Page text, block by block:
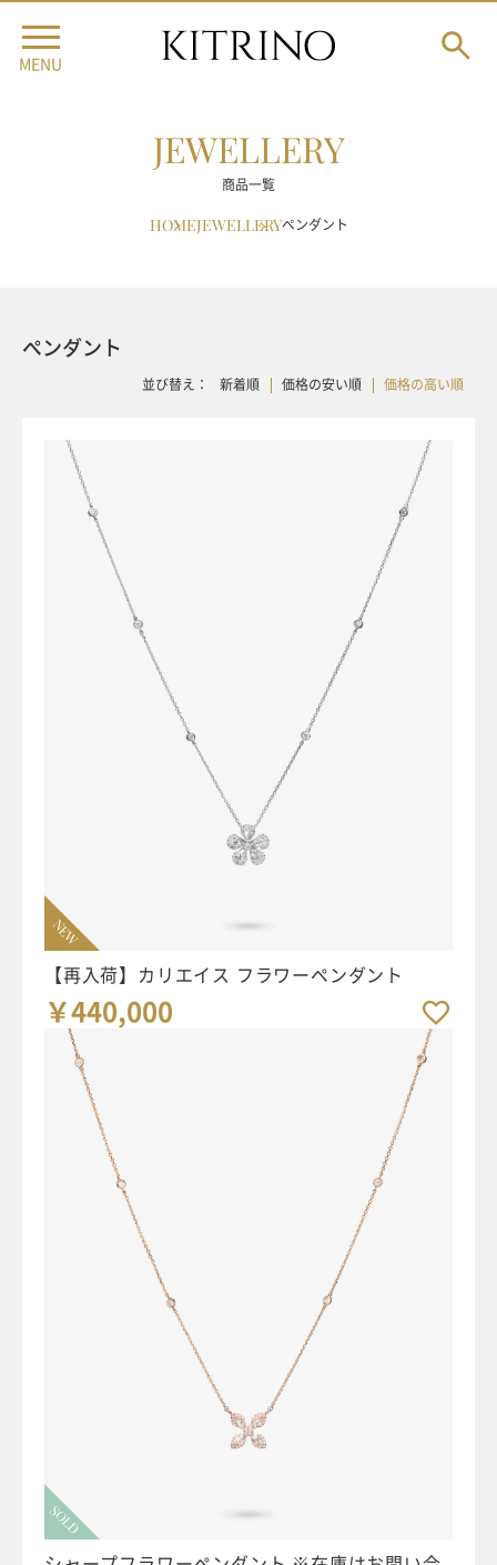
MENU
JEWELLERY
商品一覧
HOMEJEWELLERYペンダント
ペンダント
並び替え： 新着順 価格の安い順 価格の高い順
NEW
【再入荷】カリエイス フラワーペンダント
￥440,000
SOLD